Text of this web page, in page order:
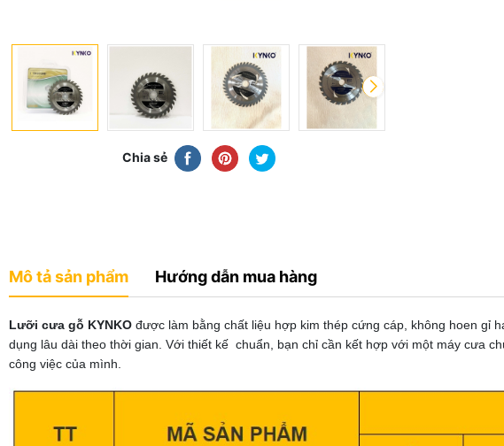
Chia sẻ
Mô tả sản phẩm Hướng dẫn mua hàng
Lưỡi cưa gỗ KYNKO được làm bằng chất liệu hợp kim thép cứng cáp, không hoen gỉ
dụng lâu dài theo thời gian. Với thiết kế chuẩn, bạn chỉ cần kết hợp với một máy cưa
công việc của mình.